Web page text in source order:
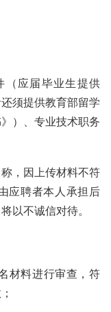
（应届毕业生提供
须提供教育部留学
）、专业技术职务
，因上传材料不符
应聘者本人承担后
以不诚信对待。
材料进行审查，符